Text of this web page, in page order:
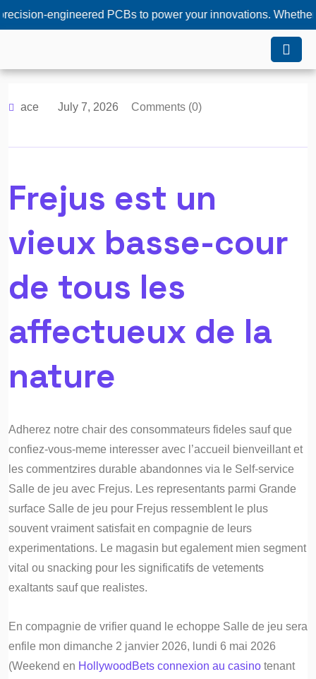
PCBs to power your innovations. Whether you
ace July 7, 2026 Comments (0)
Frejus est un
vieux basse-cour
de tous les
affectueux de la
nature
Adherez notre chair des consommateurs fideles sauf que
confiez-vous-meme interesser avec l’accueil bienveillant et
les commentzires durable abandonnes via le Self-service
Salle de jeu avec Frejus. Les representants parmi Grande
surface Salle de jeu pour Frejus ressemblent le plus
souvent vraiment satisfait en compagnie de leurs
experimentations. Le magasin but egalement mien segment
vital ou snacking pour les significatifs de vetements
exaltants sauf que realistes.
En compagnie de vrifier quand le echoppe Salle de jeu sera
enfile mon dimanche 2 janvier 2026, lundi 6 mai 2026
(Weekend en HollywoodBets connexion au casino tenant